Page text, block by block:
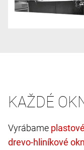
KAŽDÉ
Vyrábame